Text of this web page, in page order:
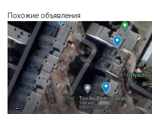
Похожие объявления
-